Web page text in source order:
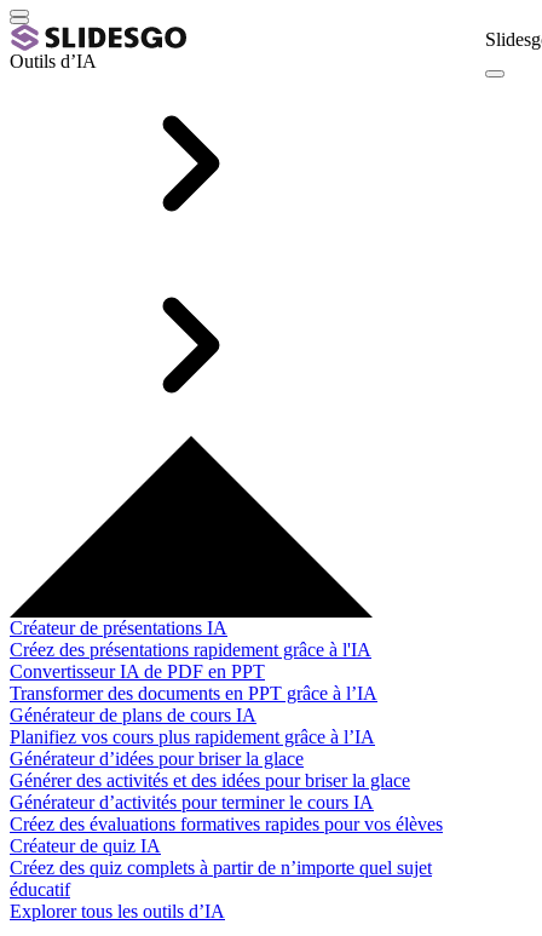
Outils d’IA
Créateur de présentations IA
Créez des présentations rapidement grâce à l'IA
Convertisseur IA de PDF en PPT
Transformer des documents en PPT grâce à l’IA
Générateur de plans de cours IA
Planifiez vos cours plus rapidement grâce à l’IA
Générateur d’idées pour briser la glace
Générer des activités et des idées pour briser la glace
Générateur d’activités pour terminer le cours IA
Créez des évaluations formatives rapides pour vos élèves
Créateur de quiz IA
Créez des quiz complets à partir de n’importe quel sujet
éducatif
Explorer tous les outils d’IA